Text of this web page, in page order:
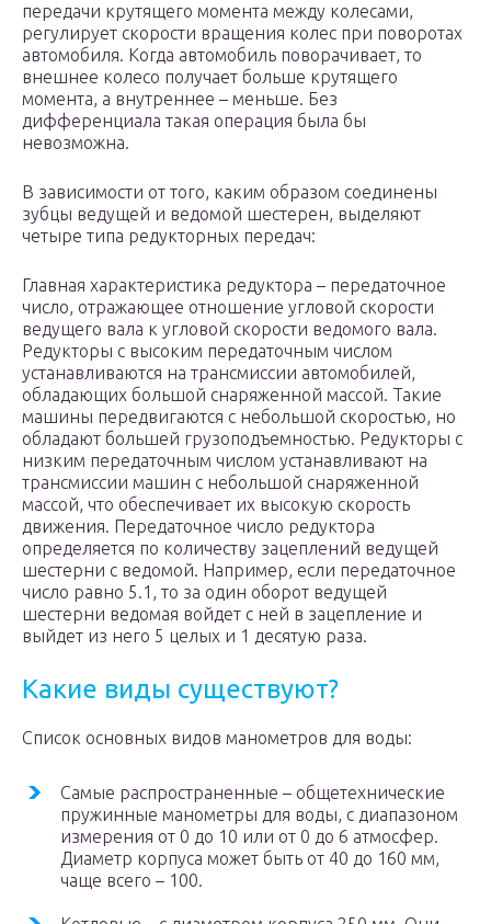
передачи крутящего момента между колесами,
регулирует скорости вращения колес при поворотах
автомобиля. Когда автомобиль поворачивает, то
внешнее колесо получает больше крутящего
момента, а внутреннее – меньше. Без
дифференциала такая операция была бы
невозможна.
В зависимости от того, каким образом соединены
зубцы ведущей и ведомой шестерен, выделяют
четыре типа редукторных передач:
Главная характеристика редуктора – передаточное
число, отражающее отношение угловой скорости
ведущего вала к угловой скорости ведомого вала.
Редукторы с высоким передаточным числом
устанавливаются на трансмиссии автомобилей,
обладающих большой снаряженной массой. Такие
машины передвигаются с небольшой скоростью, но
обладают большей грузоподъемностью. Редукторы с
низким передаточным числом устанавливают на
трансмиссии машин с небольшой снаряженной
массой, что обеспечивает их высокую скорость
движения. Передаточное число редуктора
определяется по количеству зацеплений ведущей
шестерни с ведомой. Например, если передаточное
число равно 5.1, то за один оборот ведущей
шестерни ведомая войдет с ней в зацепление и
выйдет из него 5 целых и 1 десятую раза.
Какие виды существуют?
Список основных видов манометров для воды:
Самые распространенные – общетехнические
пружинные манометры для воды, с диапазоном
измерения от 0 до 10 или от 0 до 6 атмосфер.
Диаметр корпуса может быть от 40 до 160 мм,
чаще всего – 100.